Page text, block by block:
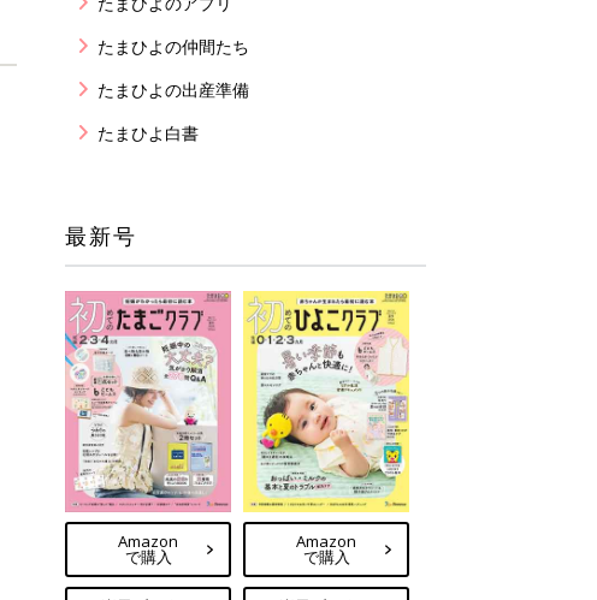
たまひよの仲間たち
たまひよの出産準備
たまひよ白書
最新号
Amazon
で購入
Amazon
で購入